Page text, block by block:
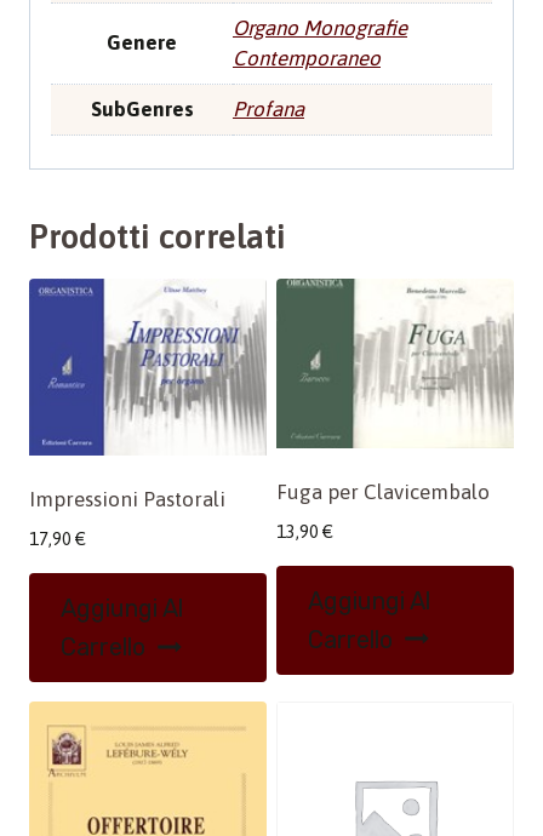
Genere
Organo Monografie
Contemporaneo
SubGenres Profana
Prodotti correlati
Impressioni Pastorali
17,90 €
Aggiungi Al
Carrello
Fuga per Clavicembalo
13,90 €
Aggiungi Al
Carrello